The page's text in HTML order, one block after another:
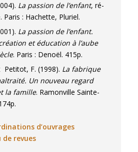
par la psychanalyse et sa
des institutions
Résultant de ce parcours,
visent depuis à articuler le
Sujet de l’inconscient, le
historique.
recherche récents ont porté
problématiques
identité sexuée, position
désaffiliations,
La passion de l’enfant, ré-
Paris : Hachette, Pluriel.
La passion de l’enfant.
et éducation à l’aube
. Paris : Denoël. 415p.
Petitot, F. (1998). La fabrique
Un nouveau regard
la famille. Ramonville Sainte-
d’ouvrages
revues